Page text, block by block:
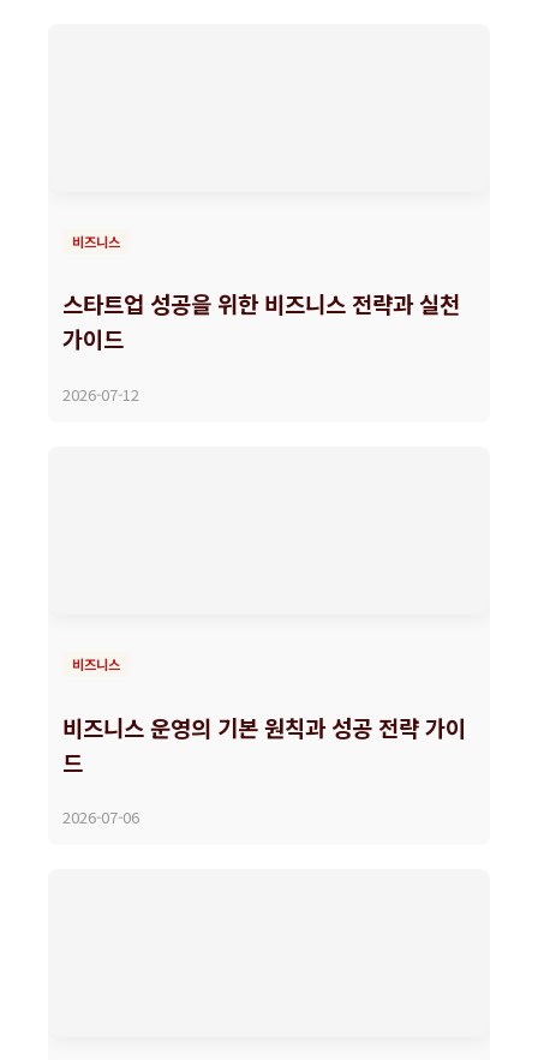
비즈니스
스타트업 성공을 위한 비즈니스 전략과 실천
가이드
2026-07-12
비즈니스
비즈니스 운영의 기본 원칙과 성공 전략 가이
드
2026-07-06